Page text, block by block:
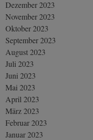
Dezember 2023
November 2023
Oktober 2023
September 2023
August 2023
Juli 2023
Juni 2023
Mai 2023
April 2023
März 2023
Februar 2023
Januar 2023